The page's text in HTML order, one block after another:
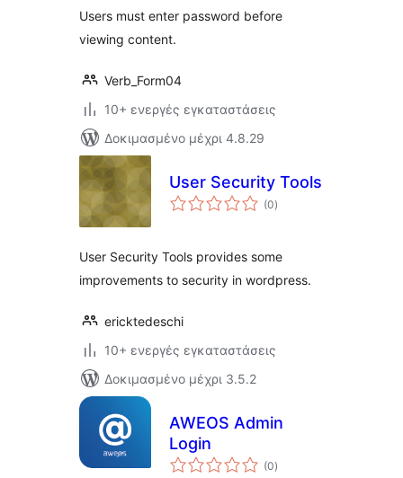
Users must enter password before
viewing content.
Verb_Form04
10+ ενεργές εγκαταστάσεις
Δοκιμασμένο μέχρι 4.8.29
User Security Tools
(0αξιολογήσεις
σύνολο
)
User Security Tools provides some
improvements to security in wordpress.
ericktedeschi
10+ ενεργές εγκαταστάσεις
Δοκιμασμένο μέχρι 3.5.2
AWEOS Admin
Login
(0αξιολογήσεις
σύνολο
)